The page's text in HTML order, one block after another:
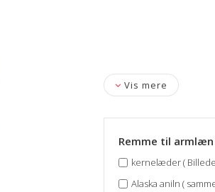
Mål: Højde 80 cm,
Om læderet
Vis mere
Remme til armlæn
kernelæder (
Alaska aniln (